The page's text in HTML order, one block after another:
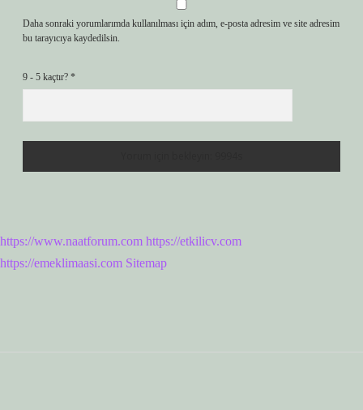
Daha sonraki yorumlarımda kullanılması için adım, e-posta adresim ve site adresim
bu tarayıcıya kaydedilsin.
9 - 5 kaçtır? *
https://www.naatforum.com https://etkilicv.com
https://emeklimaasi.com Sitemap